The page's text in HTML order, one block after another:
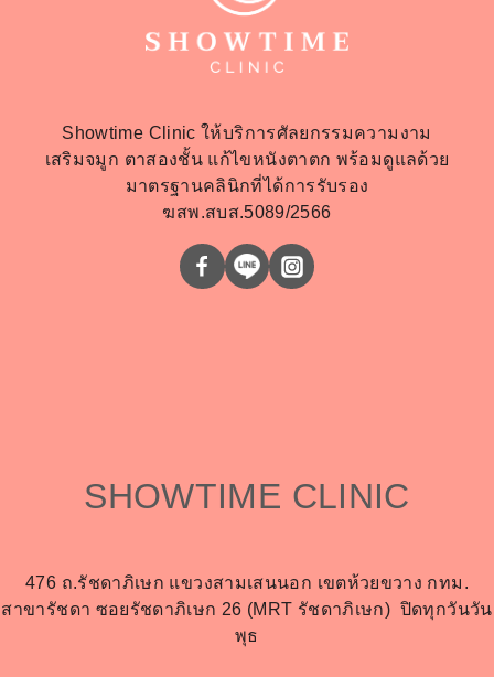
Showtime Clinic ให้บริการศัลยกรรมความงาม
เสริมจมูก ตาสองชั้น แก้ไขหนังตาตก พร้อมดูแลด้วย
มาตรฐานคลินิกที่ได้การรับรอง
ฆสพ.สบส.5089/2566
SHOWTIME CLINIC
476 ถ.รัชดาภิเษก แขวงสามเสนนอก เขตห้วยขวาง กทม.
สาขารัชดา ซอยรัชดาภิเษก 26 (MRT รัชดาภิเษก) ปิดทุกวันวัน
พุธ